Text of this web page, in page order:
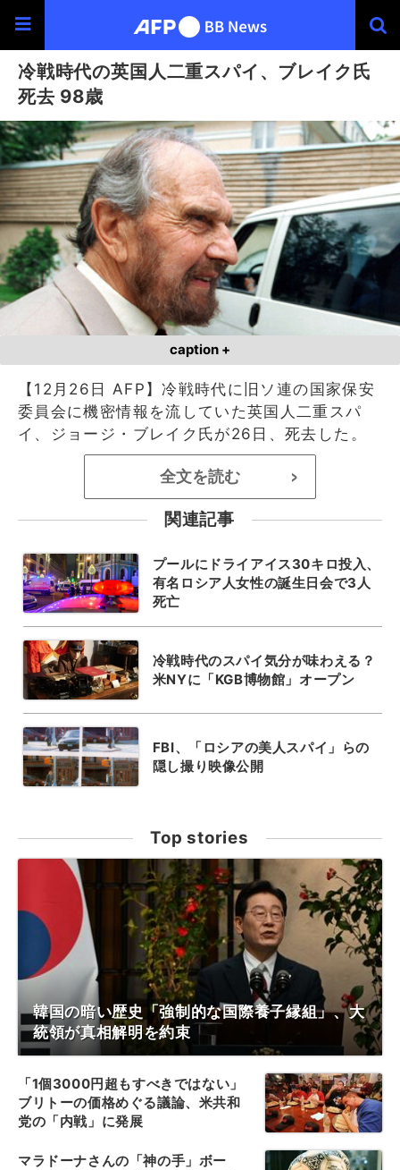
冷戦時代の英国人二重スパイ、ブレイク氏
死去 98歳
caption +
【12月26日 AFP】冷戦時代に旧ソ連の国家保安
委員会に機密情報を流していた英国人二重スパ
イ、ジョージ・ブレイク氏が26日、死去した。
全文を読む >
関連記事
プールにドライアイス30キロ投入、
有名ロシア人女性の誕生日会で3人
死亡
冷戦時代のスパイ気分が味わえる？
米NYに「KGB博物館」オープン
FBI、「ロシアの美人スパイ」らの
隠し撮り映像公開
Top stories
韓国の暗い歴史「強制的な国際養子縁組」、大
統領が真相解明を約束
「1個3000円超もすべきではない」
ブリトーの価格めぐる議論、米共和
党の「内戦」に発展
マラドーナさんの「神の手」ボー